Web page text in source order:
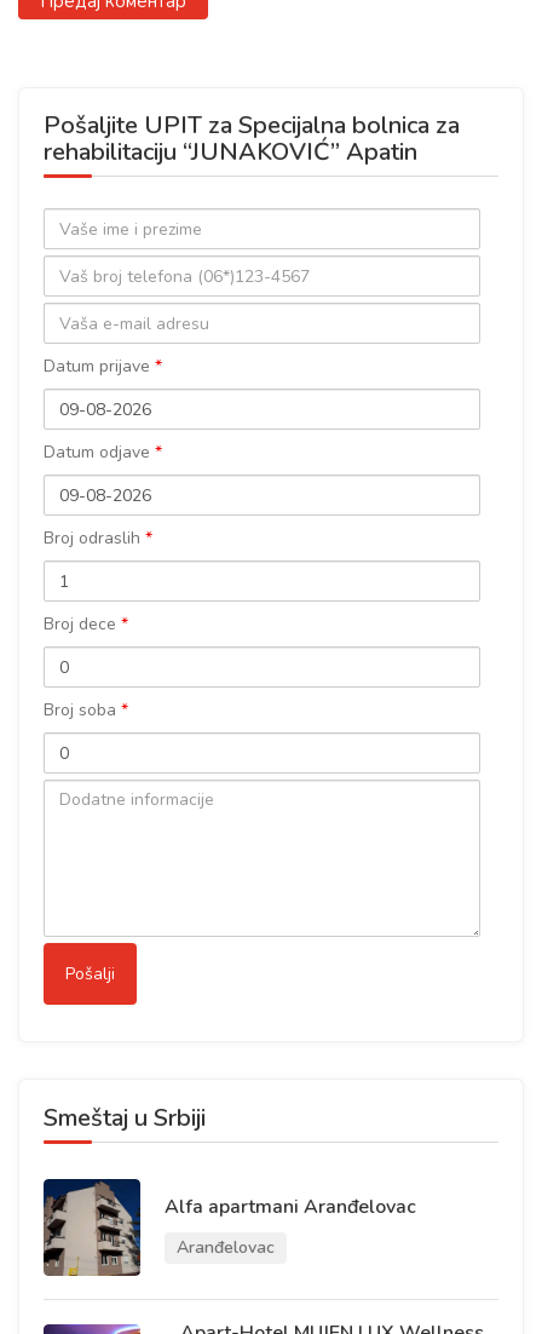
Pošaljite UPIT za Specijalna bolnica za
rehabilitaciju “JUNAKOVIĆ” Apatin
Ime
i
prezime
Broj
telefona
Email
adresa
Datum prijave *
Datum odjave *
Broj odraslih *
Broj dece *
Broj soba *
Dodatne
Smeštaj u Srbiji
Alfa apartmani Aranđelovac
Aranđelovac